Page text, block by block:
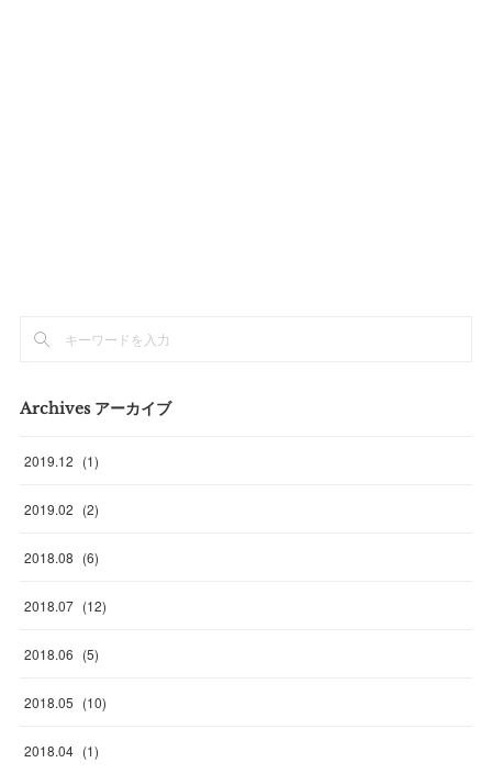
Archives アーカイブ
2019.12 (1)
2019.02 (2)
2018.08 (6)
2018.07 (12)
2018.06 (5)
2018.05 (10)
2018.04 (1)